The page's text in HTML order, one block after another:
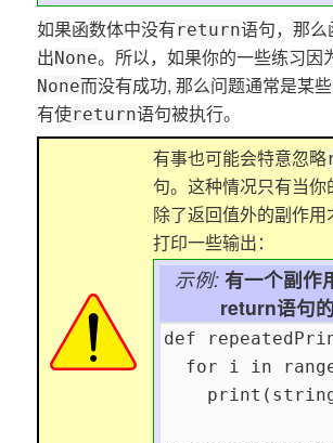
如果函数体中没有return语句，那
出None。所以，如果你的一些练习因
None而没有成功, 那么问题通常是某
有使return语句被执行。
有事也可能会特意忽略
句。这种情况只有当
除了返回值外的副作用
打印一些输出：
示例: 有一个副作
return语句